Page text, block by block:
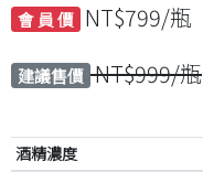
會 員 價 NT$799/瓶
建議售價 NT$999/瓶
酒精濃度